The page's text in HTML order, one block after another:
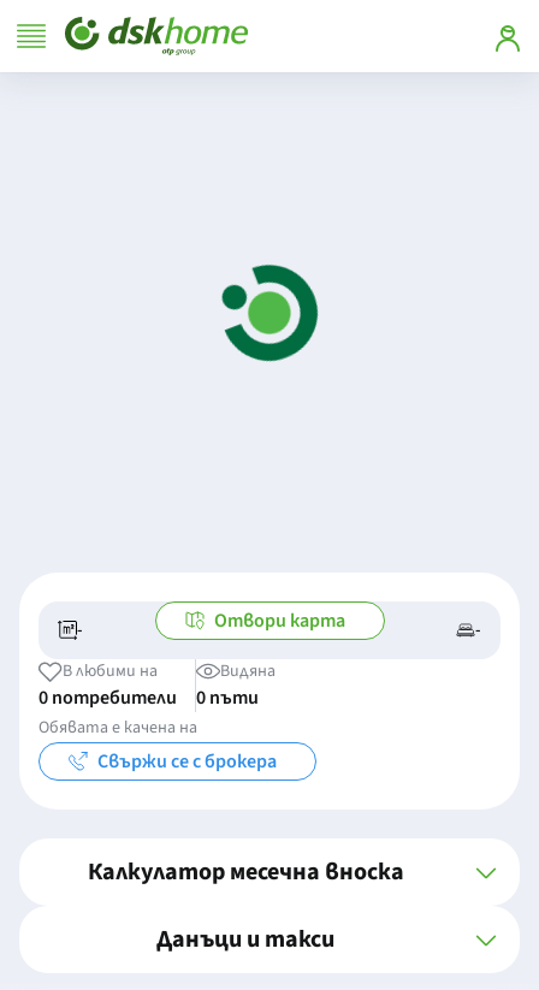
- -/- -
Отвори карта
В любими на
0 потребители
Видяна
0 пъти
Обявата е качена на
Свържи се с брокера
Калкулатор месечна вноска
Данъци и такси